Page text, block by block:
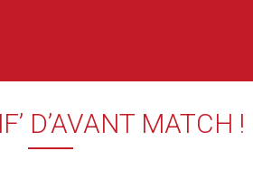
D’AVANT MATCH !